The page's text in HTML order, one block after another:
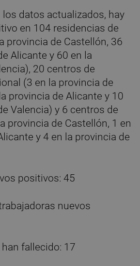
los datos actualizados, hay
en 104 residencias de
provincia de Castellón, 36
Alicante y 60 en la
20 centros de
(3 en la provincia de
provincia de Alicante y 10
Valencia) y 6 centros de
provincia de Castellón, 1 en
y 4 en la provincia de
positivos: 45
nuevos
fallecido: 17